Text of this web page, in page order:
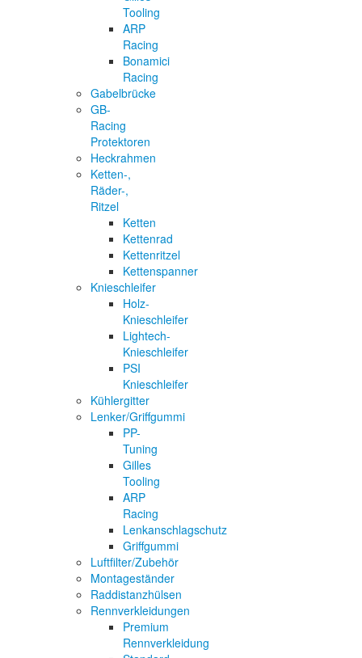
Tooling
ARP
Racing
Bonamici
Racing
Gabelbrücke
GB-
Racing
Protektoren
Heckrahmen
Ketten-,
Räder-,
Ritzel
Ketten
Kettenrad
Kettenritzel
Kettenspanner
Knieschleifer
Holz-
Knieschleifer
Lightech-
Knieschleifer
PSI
Knieschleifer
Kühlergitter
Lenker/Griffgummi
PP-
Tuning
Gilles
Tooling
ARP
Racing
Lenkanschlagschutz
Griffgummi
Luftfilter/Zubehör
Montageständer
Raddistanzhülsen
Rennverkleidungen
Premium
Rennverkleidung